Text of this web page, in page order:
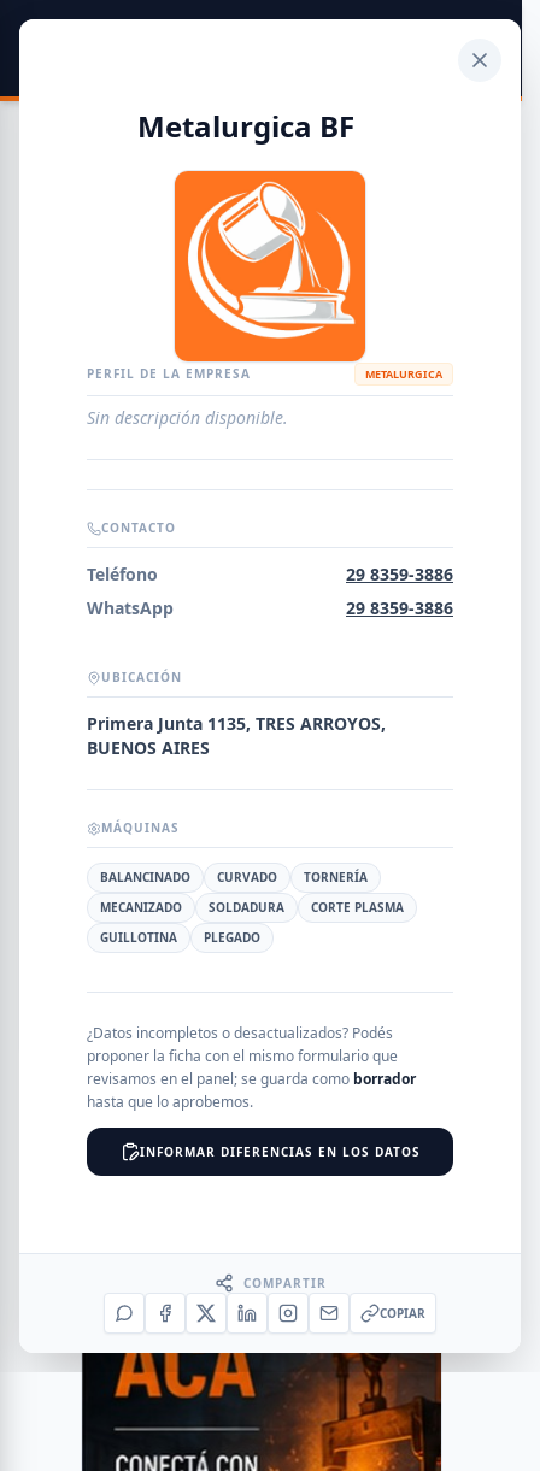
Guía de Empresas Metalúrgicas y Siderúrgicas
METALÚRGICAS
EMPRESAS AGREGAR EMPRESA
Error al cargar empresas.
SEGMENTO
Metalurgica BF
PERFIL DE LA EMPRESA METALURGICA
Sin descripción disponible.
CONTACTO
Teléfono
29 8359-3886
WhatsApp
29 8359-3886
UBICACIÓN
Primera Junta 1135, TRES ARROYOS,
BUENOS AIRES
MÁQUINAS
BALANCINADO CURVADO
TORNERÍA
MECANIZADO
SOLDADURA
CORTE PLASMA
GUILLOTINA
PLEGADO
¿Datos incompletos o desactualizados? Podés
proponer la ficha con el mismo formulario que
revisamos en el panel; se guarda como borrador
hasta que lo aprobemos.
INFORMAR DIFERENCIAS EN LOS DATOS
COMPARTIR
COPIAR